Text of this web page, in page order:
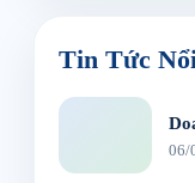
Tin Tức
06/